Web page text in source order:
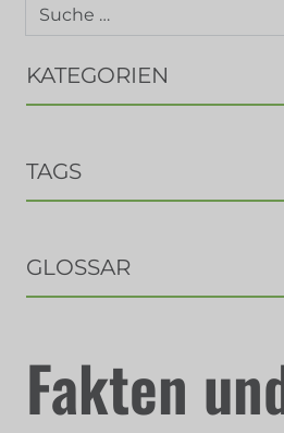
KATEGORIEN
TAGS
GLOSSAR
Fakten